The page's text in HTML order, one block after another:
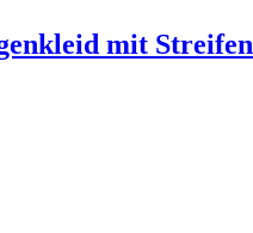
mit Streifen